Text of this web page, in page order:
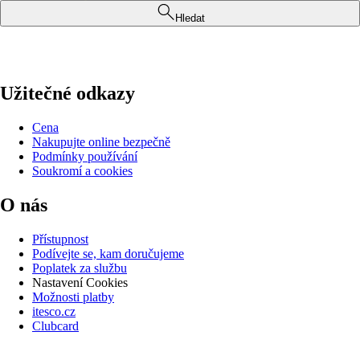
Hledat
Užitečné odkazy
Cena
Nakupujte online bezpečně
Podmínky používání
Soukromí a cookies
O nás
Přístupnost
Podívejte se, kam doručujeme
Poplatek za službu
Nastavení Cookies
Možnosti platby
itesco.cz
Clubcard